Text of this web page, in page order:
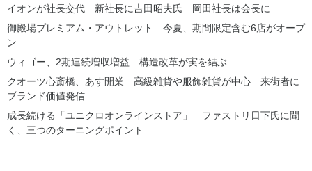
イオンが社長交代 新社長に吉田昭夫氏 岡田社長は会長に
御殿場プレミアム・アウトレット 今夏、期間限定含む6店がオープ
ン
ウィゴー、2期連続増収増益 構造改革が実を結ぶ
クオーツ心斎橋、あす開業 高級雑貨や服飾雑貨が中心 来街者に
ブランド価値発信
成長続ける「ユニクロオンラインストア」 ファストリ日下氏に聞
く、三つのターニングポイント